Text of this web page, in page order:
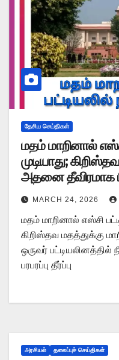
தேசிய செய்திகள்
மதம் மாறினால் எஸ்சி பட்டியலில்
முடியாது; கிறிஸ்தவ மதத்துக்கு மாறி
அதனை தீவிரமாக
பட்டியலினத்தில் நீடிக்க முடியாது -உச்ச
நீதிமன்றம் பரபரப்பு
MARCH 24, 2026
மதம் மாறினால் எஸ்சி
கிறிஸ்தவ மதத்துக்கு
ஒருவர் பட்டியலினத்தில்
பரபரப்பு தீர்ப்பு
அரசியல் தலைப்புச் செய்திகள்